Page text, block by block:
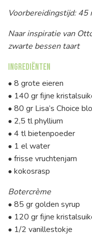
Voorbereidingstijd: 45
Naar inspiratie van
zwarte bessen taart
Ingrediënten
• 8 grote eieren
• 140 gr fijne
• 80 gr Lisa’s Choice
• 2,5 tl phyllium
• 4 tl bietenpoeder
• 1 el water
• frisse vruchtenjam
• kokosrasp
Botercrème
• 85 gr golden syrup
• 120 gr fijne
• 1/2 vanillestokje